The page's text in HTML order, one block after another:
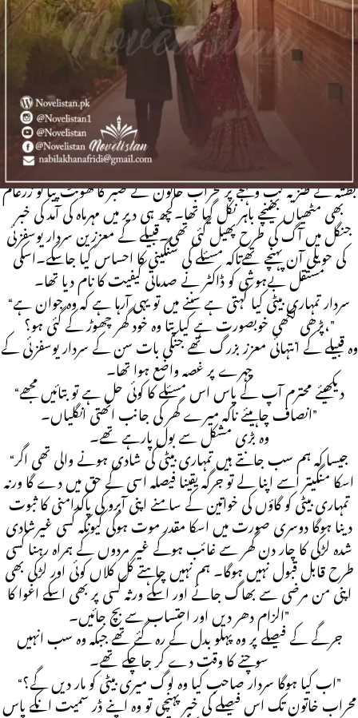
Rude Hero Base | Haveli Base | Revenge Base |
After Marriage | Rude Hero
کسی کا کوئی حکم نہیں مانوگے۔”
محراب خاتون کی آنکھوں کے سرخ ڈوروں پر بطشہ مسکائی تھی۔
بطشہ کے طنزیہ لب ولہجے پر محراب خاتون نے صبر کا گھونٹ پیا تو زرغام
بھی مٹھیاں بھینچے باہر نکل گیا تھا۔کچھ ہی دیر میں مہرماہ کی آمد کی خبر
جنگل میں آگ کی طرح پھیل گئی تھی۔قبیلے کے معززین سردار یوسفزئی
کی حویلی آن پہنچے تھےتاکہ مسئلے کی سنگینی کا احساس کیا جاسکے۔اسکی
مستقل بےہوشی کو ڈاکٹر نے صدماتی کیفیت کا نام دیا تھا۔
“سردار تمہاری بیٹی کیا کہتی ہے سننے میں تو یہی آرہا ہے کہ وہ جوان ہے
،پڑھی لکھی خوبصورت ہے کیا پتا وہ خود گھر چھوڑ کے گئی ہو؟”
وہ قبیلے کے انتہائی معزز بزرگ تھے جنکی بات سن کے سردار یوسفزئی کے
چہرے پر غصہ واضع ہوا تھا۔
“دیکھیئے محترم آپ کے پاس اس مسئلے کا کوئی حل ہے تو بتائیں مجھے
انصاف چاہیئے ناکہ میرے گھر کی جانب اٹھتی انگلیاں۔”
وہ بڑی مشکل سے بول پارہے تھے۔
“جیسا کہ ہم سب جانتے ہیں تمہاری بیٹی کی شادی ہونے والی تھی اگر
اسکا منگیتر اسے اپنا لے تو جرگہ یقینا فیصلہ اسی کے حق میں دے گا ورنہ
تمہاری بیٹی کو گاؤں کی خواتین کے سامنے اپنی آبرو کی پاکدامنی کا ثبوت
دینا ہوگا دوسری صورت میں اسکا مقدر موت ہوگی کیونکہ کسی غیرشادی
شدہ لڑکی کا چار دن گھر سے غائب ہوکے غیر مردوں کے ہمراہ رہنا کسی
طرح قابل قبول نہیں ہوگا۔ ہم نہیں چاہتے کل کلاں کوئی اور لڑکی بھی
اپنی من مرضی سے بھاگ جائے اور اسکے ورثہ کسی پر بھی اسکے اغوا کا
الزام دھر دیں اور احتساب سے بچ جائیں۔”
جرگے کے فیصلے پر وہ پہلو بدل کے رہ گئے تھے جبکہ وہ سب انہیں
سوچنے کا وقت دے کر جاچکے تھے۔
“اب کیا ہوگا سردار صاحب کیا وہ لوگ میری بیٹی کو مار دیں گے؟”
محراب خاتون تک اس فیصلے کی خبر پہنچی تو وہ اپنے ڈر سمیت انکے پاس